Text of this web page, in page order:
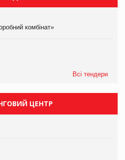
комбінат»
Всі тендери
ЦЕНТР